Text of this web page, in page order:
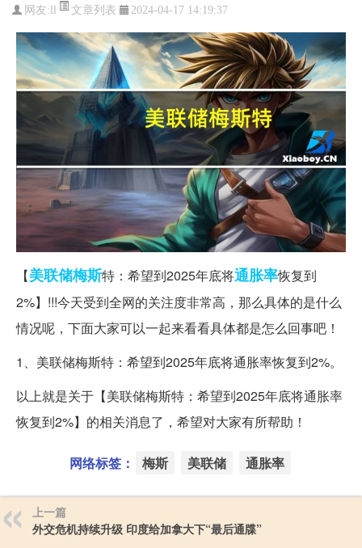
网友: 文章列表 2024-04-17 14:19:37
【美联储梅斯特：希望到2025年底将通胀率恢复到
2%】!!!今天受到全网的关注度非常高，那么具体的是什么
情况呢，下面大家可以一起来看看具体都是怎么回事吧！
1、美联储梅斯特：希望到2025年底将通胀率恢复到2%。
以上就是关于【美联储梅斯特：希望到2025年底将通胀率
恢复到2%】的相关消息了，希望对大家有所帮助！
网络标签： 梅斯 美联储 通胀率
上一篇
外交危机持续升级 印度给加拿大下“最后通牒”